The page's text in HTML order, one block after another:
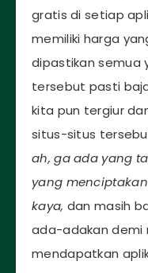
gratis di setiap
memiliki harga
dipastikan semua
tersebut pasti
kita pun tergiur
situs-situs
ah, ga ada yang
yang
kaya, dan masih
ada-adakan demi
mendapatkan